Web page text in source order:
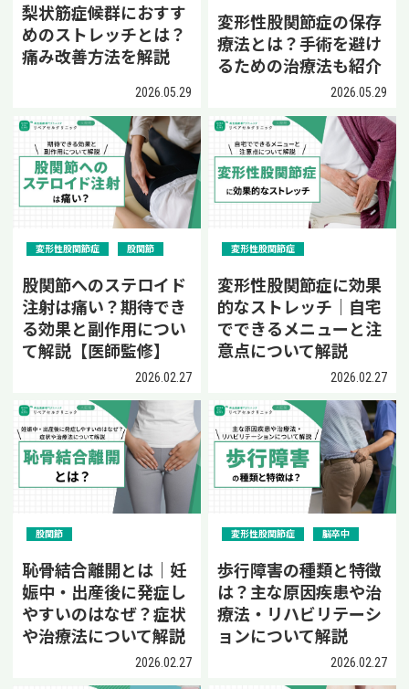
梨状筋症候群におすす
めのストレッチとは？
痛み改善方法を解説
2026.05.29
変形性股関節症の保存
療法とは？手術を避け
るための治療法も紹介
2026.05.29
変形性股関節症 股関節
股関節へのステロイド
注射は痛い？期待でき
る効果と副作用につい
て解説【医師監修】
2026.02.27
変形性股関節症
変形性股関節症に効果
的なストレッチ｜自宅
でできるメニューと注
意点について解説
2026.02.27
股関節
恥骨結合離開とは｜妊
娠中・出産後に発症し
やすいのはなぜ？症状
や治療法について解説
2026.02.27
変形性股関節症 脳卒中
歩行障害の種類と特徴
は？主な原因疾患や治
療法・リハビリテーシ
ョンについて解説
2026.02.27